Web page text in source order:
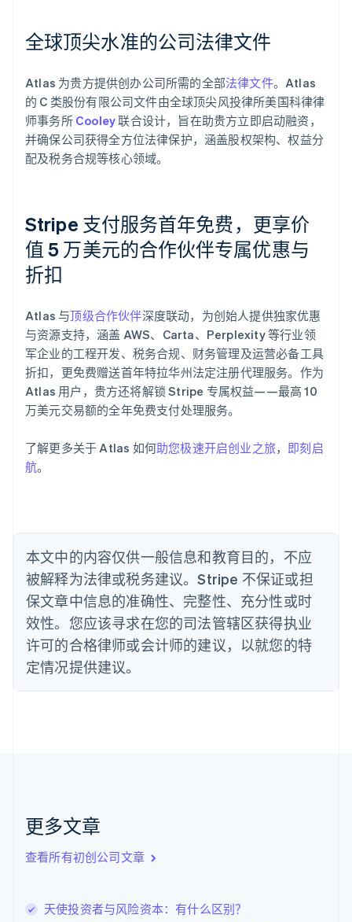
全球顶尖水准的公司法律文件
Atlas 为贵方提供创办公司所需的全部法律文件。Atlas
的 C 类股份有限公司文件由全球顶尖风投律所美国科律律
师事务所 Cooley联合设计，旨在助贵方立即启动融资，
并确保公司获得全方位法律保护，涵盖股权架构、权益分
配及税务合规等核心领域。
Stripe 支付服务首年免费，更享价
值 5 万美元的合作伙伴专属优惠与
折扣
Atlas 与顶级合作伙伴深度联动，为创始人提供独家优惠
与资源支持，涵盖 AWS、Carta、Perplexity 等行业领
军企业的工程开发、税务合规、财务管理及运营必备工具
折扣，更免费赠送首年特拉华州法定注册代理服务。作为
Atlas 用户，贵方还将解锁 Stripe 专属权益——最高 10
万美元交易额的全年免费支付处理服务。
了解更多关于 Atlas 如何助您极速开启创业之旅， 即刻启
航。
本文中的内容仅供一般信息和教育目的，不应
被解释为法律或税务建议。Stripe 不保证或担
保文章中信息的准确性、完整性、充分性或时
效性。您应该寻求在您的司法管辖区获得执业
许可的合格律师或会计师的建议，以就您的特
定情况提供建议。
更多文章
查看所有初创公司文章
天使投资者与风险资本：有什么区别？
阿联酋
English
English
爱沙尼亚
English
奥地利
DeutschEnglish
澳大利亚
English
Português English
丹麦
English
德国
DeutschEnglish
法国
FrançaisEnglish
芬兰
EnglishSvenska
English
English
卢森堡